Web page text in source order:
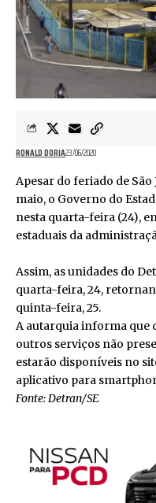
RONALD DORIA23/06/2020
Apesar do feriado de
maio, o Governo do
nesta quarta-feira (24),
estaduais da
Assim, as unidades do
quarta-feira, 24,
quinta-feira, 25.
A autarquia informa que
outros serviços não
estarão disponíveis no
aplicativo para
Fonte: Detran/SE